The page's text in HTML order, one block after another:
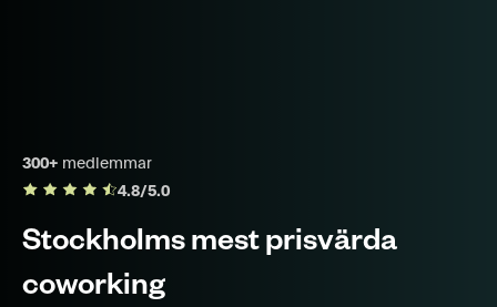
300+ medlemmar
4.8/5.0
Stockholms mest prisvärda
coworking